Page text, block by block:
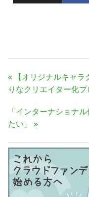
投
稿
ビ
ゲ
ー
シ
ョ
ン
前
の
事:
【オリジナルキャ
りなクリエイター化プ
次
の
事:
「インターナショナ
たい」